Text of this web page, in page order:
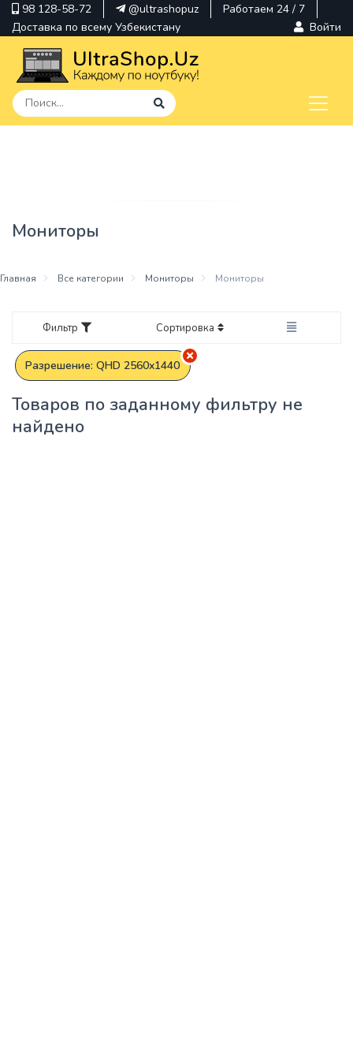
98 128-58-72 @ultrashopuz
Работаем 24 / 7
Доставка по всему Узбекистану
Войти
Hp
Мониторы
Главная Все категории Мониторы Мониторы
Фильтр Сортировка
Разрешение: QHD 2560x1440
Товаров по заданному фильтру не
найдено